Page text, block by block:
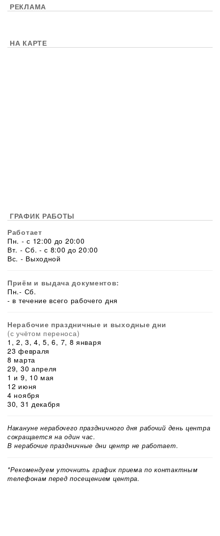
РЕКЛАМА
НА КАРТЕ
ГРАФИК РАБОТЫ
Работает
Пн. - с 12:00 до 20:00
Вт. - Сб. - с 8:00 до 20:00
Вс. - Выходной
Приём и выдача документов:
Пн.- Сб.
- в течение всего рабочего дня
Нерабочие праздничные и выходные дни
(с учётом переноса)
1, 2, 3, 4, 5, 6, 7, 8 января
23 февраля
8 марта
29, 30 апреля
1 и 9, 10 мая
12 июня
4 ноября
30, 31 декабря
Накануне нерабочего праздничного дня рабочий день центра
сокращается на один час.
В нерабочие праздничные дни центр не работает.
*Рекомендуем уточнить график приема по контактным
телефонам перед посещением центра.